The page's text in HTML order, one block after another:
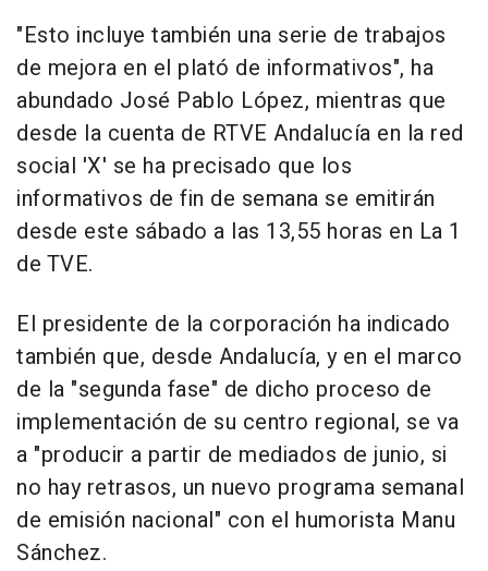
"Esto incluye también una serie de trabajos
de mejora en el plató de informativos", ha
abundado José Pablo López, mientras que
desde la cuenta de RTVE Andalucía en la red
social 'X' se ha precisado que los
informativos de fin de semana se emitirán
desde este sábado a las 13,55 horas en La 1
de TVE.
El presidente de la corporación ha indicado
también que, desde Andalucía, y en el marco
de la "segunda fase" de dicho proceso de
implementación de su centro regional, se va
a "producir a partir de mediados de junio, si
no hay retrasos, un nuevo programa semanal
de emisión nacional" con el humorista Manu
Sánchez.